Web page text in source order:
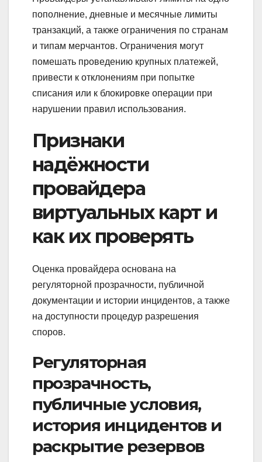
пополнение, дневные и месячные лимиты
транзакций, а также ограничения по странам
и типам мерчантов. Ограничения могут
помешать проведению крупных платежей,
привести к отклонениям при попытке
списания или к блокировке операции при
нарушении правил использования.
Признаки
надёжности
провайдера
виртуальных карт и
как их проверять
Оценка провайдера основана на
регуляторной прозрачности, публичной
документации и истории инцидентов, а также
на доступности процедур разрешения
споров.
Регуляторная
прозрачность,
публичные условия,
история инцидентов и
раскрытие резервов